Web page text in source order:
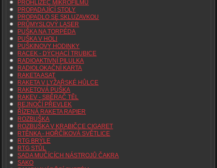
PROHLÍŽEČ MIKROFILMŮ
PROPADAJÍCÍ STOLY
PROPADLO SE SKLUZAVKOU
PRŮMYSLOVÝ LASER
PUŠKA NA TORPÉDA
PUŠKA V HOLI
PUŠKINOVY HODINKY
RACEK - DÝCHACÍ TRUBICE
RADIOAKTIVNÍ PILULKA
RADIOLOKAČNÍ KARTA
RAKETA ASAT
RAKETA V LYŽAŘSKÉ HŮLCE
RAKETOVÁ PUŠKA
RAKEV - SBĚRAČ TĚL
REJNOČÍ PŘEVLEK
ŘÍZENÁ RAKETA RAPIER
ROZBUŠKA
ROZBUŠKA V KRABIČCE CIGARET
RTĚNKA - HOŘČÍKOVÁ SVĚTLICE
RTG BRÝLE
RTG STŮL
SADA MUČÍCÍCH NÁSTROJŮ ČAKRA
SAKO